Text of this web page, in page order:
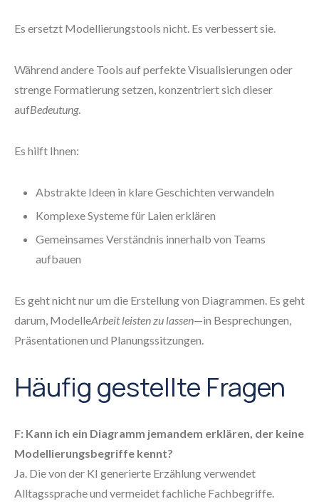
Es ersetzt Modellierungstools nicht. Es verbessert sie.
Während andere Tools auf perfekte Visualisierungen oder
strenge Formatierung setzen, konzentriert sich dieser
aufBedeutung.
Es hilft Ihnen:
Abstrakte Ideen in klare Geschichten verwandeln
Komplexe Systeme für Laien erklären
Gemeinsames Verständnis innerhalb von Teams
aufbauen
Es geht nicht nur um die Erstellung von Diagrammen. Es geht
darum, ModelleArbeit leisten zu lassen—in Besprechungen,
Präsentationen und Planungssitzungen.
Häufig gestellte Fragen
F: Kann ich ein Diagramm jemandem erklären, der keine
Modellierungsbegriffe kennt?
Ja. Die von der KI generierte Erzählung verwendet
Alltagssprache und vermeidet fachliche Fachbegriffe.